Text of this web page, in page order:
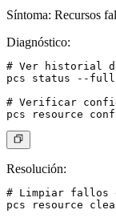
Síntoma: Recursos
Diagnóstico:
# Ver historial
pcs status --full
# Verificar
Resolución:
# Limpiar fallos
pcs resource